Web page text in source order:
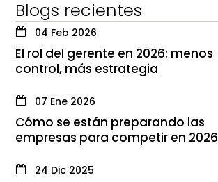
Blogs recientes
04 Feb 2026
El rol del gerente en 2026: menos
control, más estrategia
07 Ene 2026
Cómo se están preparando las
empresas para competir en 2026
24 Dic 2025